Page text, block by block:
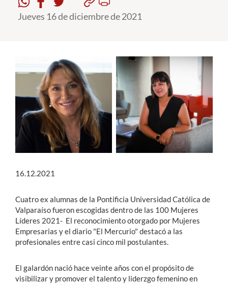
Estudiantes
English
Jueves 16 de diciembre de 2021
16.12.2021
Cuatro ex alumnas de la Pontificia Universidad Católica de
Valparaíso fueron escogidas dentro de las 100 Mujeres
Líderes 2021- El reconocimiento otorgado por Mujeres
Empresarias y el diario "El Mercurio" destacó a las
profesionales entre casi cinco mil postulantes.
El galardón nació hace veinte años con el propósito de
visibilizar y promover el talento y liderzgo femenino en